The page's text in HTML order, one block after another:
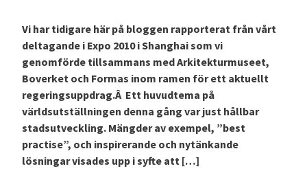
Vi har tidigare här på bloggen rapporterat från vårt
deltagande i Expo 2010 i Shanghai som vi
genomförde tillsammans med Arkitekturmuseet,
Boverket och Formas inom ramen för ett aktuellt
regeringsuppdrag.Â Ett huvudtema på
världsutställningen denna gång var just hållbar
stadsutveckling. Mängder av exempel, ”best
practise”, och inspirerande och nytänkande
lösningar visades upp i syfte att […]